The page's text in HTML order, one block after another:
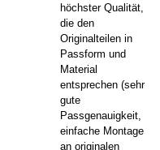
höchster Qualität,
die den
Originalteilen in
Passform und
Material
entsprechen (sehr
gute
Passgenauigkeit,
einfache Montage
an originalen